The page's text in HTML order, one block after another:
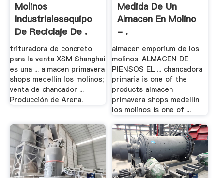
Molinos
Industrialesequipo
De Reciclaje De .
trituradora de concreto
para la venta XSM Shanghai
es una ... almacen primavera
shops medellin los molinos;
venta de chancador ...
Producción de Arena.
Medida De Un
Almacen En Molino
- .
almacen emporium de los
molinos. ALMACEN DE
PIENSOS EL ... chancadora
primaria is one of the
products almacen
primavera shops medellin
los molinos is one of ...